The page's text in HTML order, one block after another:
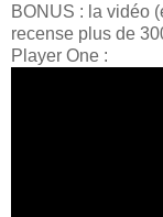
BONUS : la vidéo
recense plus de
Player One :